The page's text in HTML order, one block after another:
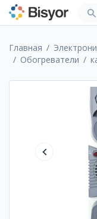
Главная
Обогреватели